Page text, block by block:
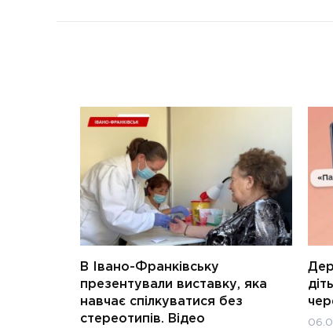
В Івано-Франківську
презентували виставку, яка
навчає спілкуватися без
стереотипів. Відео